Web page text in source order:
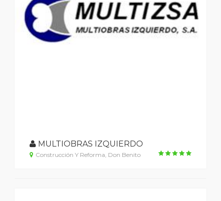
MULTIOBRAS IZQUIERDO
Construcción Y Reforma, Don Benito